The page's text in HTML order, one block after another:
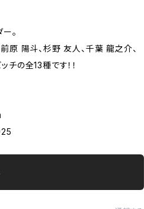
。
原 陽斗、杉野 友人、千葉 龍之介、
チの全13種です！！